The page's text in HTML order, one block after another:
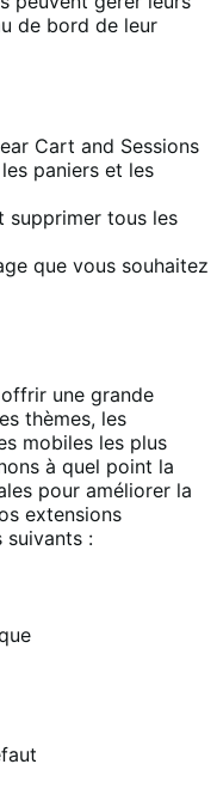
de bord de leur
Cart and Sessions
paniers et les
supprimer tous les
que vous souhaitez
une grande
thèmes, les
mobiles les plus
à quel point la
pour améliorer la
extensions
suivants :